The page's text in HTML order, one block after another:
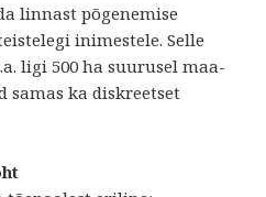
linnast põgenemise
inimestele. Selle
ligi 500 ha suurusel maa-
ka diskreetset